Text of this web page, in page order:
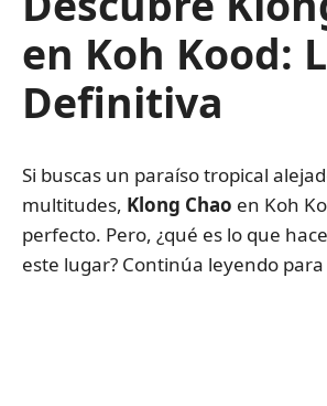
en Koh Kood:
Definitiva
Si buscas un paraíso tropical
multitudes, Klong Chao en Koh
perfecto. Pero, ¿qué es lo que
este lugar? Continúa leyendo